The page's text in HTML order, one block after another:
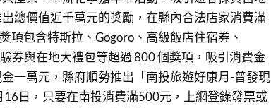
總價值近千萬元的獎勵，在縣內合法店家消費滿
項包含特斯拉、Gogoro、高級飯店住宿券、
券與在地大禮包等超過 800 個獎項，吸引消費金
一萬元，縣府順勢推出「南投旅遊好康月-普發現
日，只要在南投消費滿500元，上網登錄發票或